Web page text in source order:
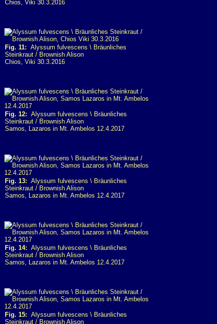
Chios, Viki 30.3.2016
Fig. 11: Alyssum fulvescens \ Bräunliches
Steinkraut / Brownish Alison
Chios, Viki 30.3.2016
Fig. 12: Alyssum fulvescens \ Bräunliches
Steinkraut / Brownish Alison
Samos, Lazaros in Mt. Ambelos 12.4.2017
Fig. 13: Alyssum fulvescens \ Bräunliches
Steinkraut / Brownish Alison
Samos, Lazaros in Mt. Ambelos 12.4.2017
Fig. 14: Alyssum fulvescens \ Bräunliches
Steinkraut / Brownish Alison
Samos, Lazaros in Mt. Ambelos 12.4.2017
Fig. 15: Alyssum fulvescens \ Bräunliches
Steinkraut / Brownish Alison